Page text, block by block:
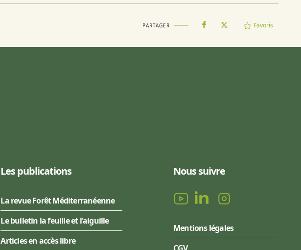
PARTAGER Favoris
Les publications
La revue Forêt Méditerranéenne
Le bulletin la feuille et l'aiguille
Articles en accès libre
Nous suivre
Mentions légales